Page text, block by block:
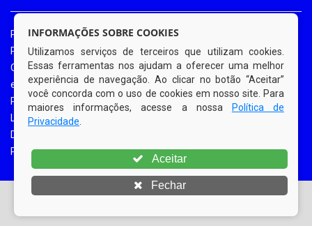
Portal da Transparência
Portal da Transparência COVID-19
Ouvidoria Eletrônica
e-SIC
Processos de Licitação
Licitações em Andamento
Diário Oficial
Portal do Contribuinte
© Copyright 2026 Prefeitura Municipal de Bom Jardim |
INFORMAÇÕES SOBRE COOKIES
Utilizamos serviços de terceiros que utilizam cookies.
Essas ferramentas nos ajudam a oferecer uma melhor
experiência de navegação. Ao clicar no botão “Aceitar”
você concorda com o uso de cookies em nosso site. Para
maiores informações, acesse a nossa
Política de
Privacidade
Aceitar
Fechar